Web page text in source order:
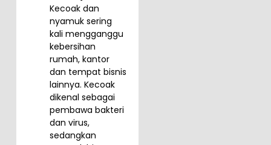
Kecoak dan
nyamuk sering
kali mengganggu
kebersihan
rumah, kantor
dan tempat bisnis
lainnya. Kecoak
dikenal sebagai
pembawa bakteri
dan virus,
sedangkan